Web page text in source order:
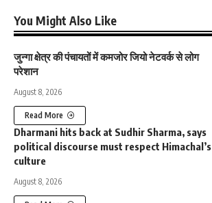
You Might Also Like
जुन्गा क्षेत्र की पंचायतों में कमजोर जियो नेटवर्क से लोग
परेशान
August 8, 2026
Read More
Dharmani hits back at Sudhir Sharma, says
political discourse must respect Himachal’s
culture
August 8, 2026